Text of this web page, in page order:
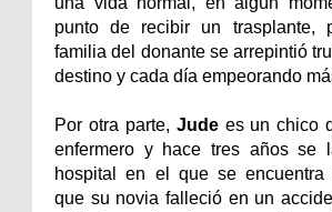
punto de recibir un trasplante,
familia del donante se arrepintió
destino y cada día empeorando
Por otra parte, Judees un chico
enfermero y hace tres años se
hospital en el que se encuentra
que su novia falleció en un